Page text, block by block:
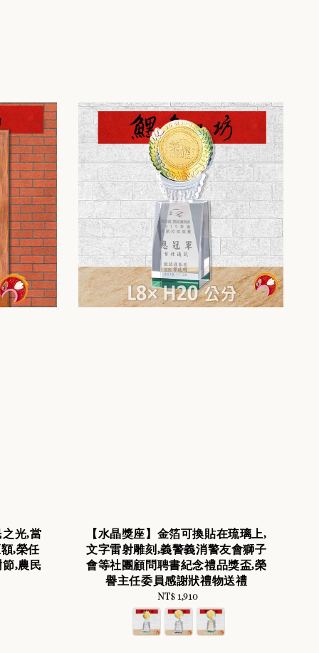
之光,當
,榮任
,農民
【水晶獎座】金箔可換貼在琉璃上,
文字雷射雕刻,義警義消警友會獅子
會等社團顧問聘書紀念禮品獎盃,榮
譽主任委員感謝狀禮物送禮
Regular
price
NT$ 1,910